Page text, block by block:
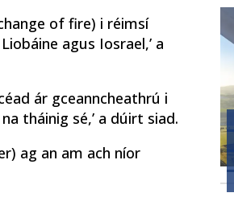
of fire) i réimsí
agus Iosrael,’ a
ár gceanncheathrú i
tháinig sé,’ a dúirt siad.
ag an am ach níor